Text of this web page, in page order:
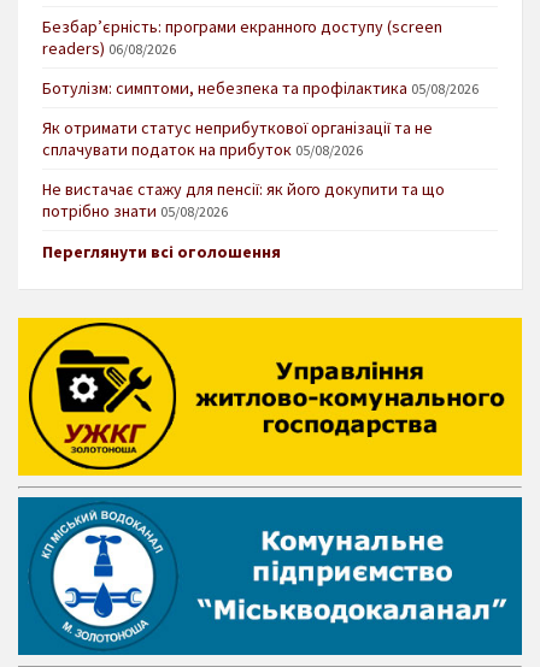
Безбар’єрність: програми екранного доступу (screen
readers) 06/08/2026
Ботулізм: симптоми, небезпека та профілактика 05/08/2026
Як отримати статус неприбуткової організації та не
сплачувати податок на прибуток 05/08/2026
Не вистачає стажу для пенсії: як його докупити та що
потрібно знати 05/08/2026
Переглянути всі оголошення